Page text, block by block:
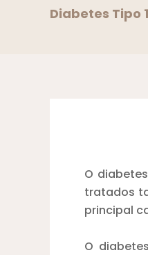
Diabetes Tipo 1
O
tratados
principal
O